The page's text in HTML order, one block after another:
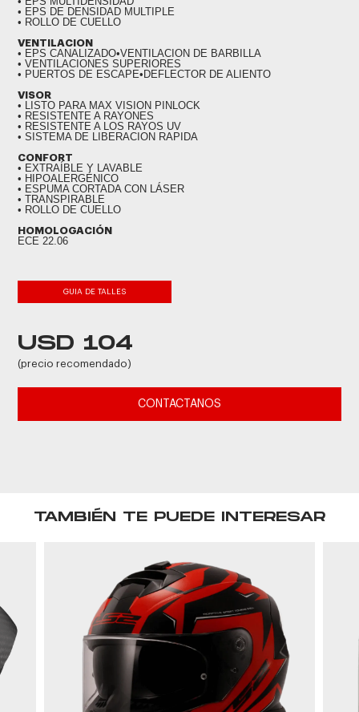
• EPS DE DENSIDAD MULTIPLE
• ROLLO DE CUELLO
VENTILACION
• EPS CANALIZADO•VENTILACION DE BARBILLA
• VENTILACIONES SUPERIORES
• PUERTOS DE ESCAPE•DEFLECTOR DE ALIENTO
VISOR
• LISTO PARA MAX VISION PINLOCK
• RESISTENTE A RAYONES
• RESISTENTE A LOS RAYOS UV
• SISTEMA DE LIBERACION RAPIDA
CONFORT
• EXTRAÍBLE Y LAVABLE
• HIPOALERGÉNICO
• ESPUMA CORTADA CON LÁSER
• TRANSPIRABLE
• ROLLO DE CUELLO
HOMOLOGACIÓN
ECE 22.06
GUIA DE TALLES
USD 104
(precio recomendado)
CONTACTANOS
TAMBIÉN TE PUEDE INTERESAR